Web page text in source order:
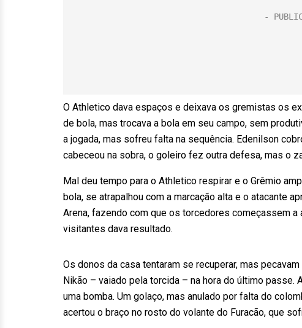
O Athletico dava espaços e deixava os gremistas os
de bola, mas trocava a bola em seu campo, sem
a jogada, mas sofreu falta na sequência. Edenilson
cabeceou na sobra, o goleiro fez outra defesa, mas o
Mal deu tempo para o Athletico respirar e o Grêmio
bola, se atrapalhou com a marcação alta e o atacante
Arena, fazendo com que os torcedores começassem
visitantes dava resultado.
Os donos da casa tentaram se recuperar, mas
Nikão – vaiado pela torcida – na hora do último
uma bomba. Um golaço, mas anulado por falta do
acertou o braço no rosto do volante do Furacão, que